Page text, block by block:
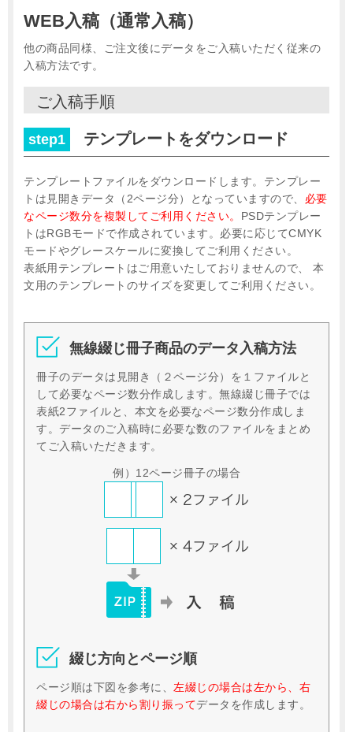
WEB入稿（通常入稿）
他の商品同様、ご注文後にデータをご入稿いただく従来の
入稿方法です。
ご入稿手順
step1 テンプレートをダウンロード
テンプレートファイルをダウンロードします。テンプレー
トは見開きデータ（2ページ分）となっていますので、 必要
なページ数分を複製してご利用ください。 PSDテンプレー
トはRGBモードで作成されています。必要に応じてCMYK
モードやグレースケールに変換してご利用ください。
表紙用テンプレートはご用意いたしておりませんので、 本
文用のテンプレートのサイズを変更してご利用ください。
無線綴じ冊子商品のデータ入稿方法
冊子のデータは見開き（２ページ分）を１ファイルと
して必要なページ数分作成します。 無線綴じ冊子では
表紙2ファイルと、本文を必要なページ数分作成しま
す。 データのご入稿時に必要な数のファイルをまとめ
てご入稿いただきます。
例）12ページ冊子の場合
綴じ方向とページ順
ページ順は下図を参考に、 左綴じの場合は左から、右
綴じの場合は右から割り振ってデータを作成します。